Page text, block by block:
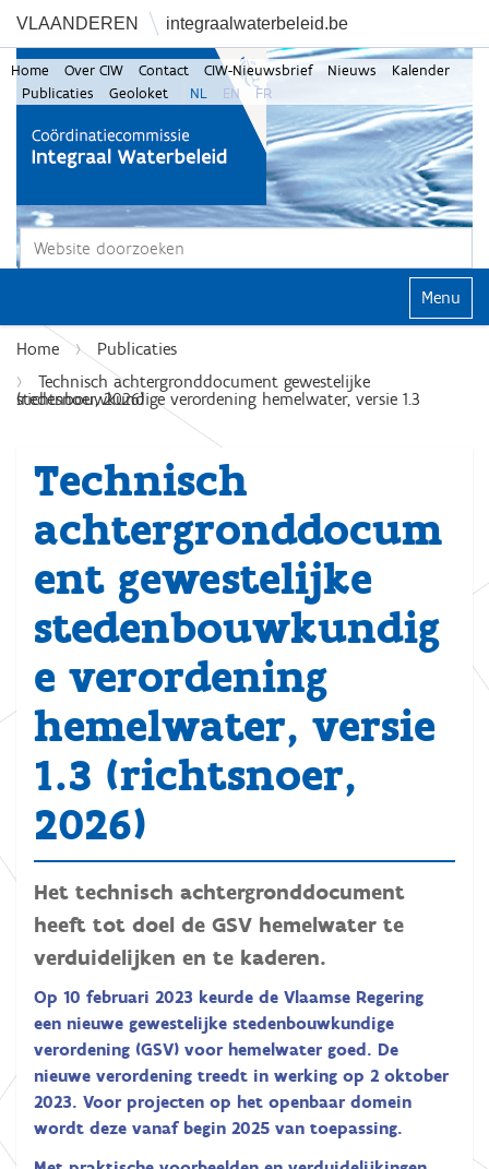
VLAANDEREN integraalwaterbeleid.be
Zoek
Home Over CIW Contact CIW-Nieuwsbrief Nieuws
Kalender
Publicaties
Geoloket NL EN FR
Klap
Home
Publicaties
Technisch achtergronddocument gewestelijke
stedenbouwkundige verordening hemelwater, versie 1.3 (richtsnoer, 2026)
Technisch
achtergronddocum
ent gewestelijke
stedenbouwkundig
e verordening
hemelwater, versie
1.3 (richtsnoer,
2026)
Het technisch achtergronddocument
heeft tot doel de GSV hemelwater te
verduidelijken en te kaderen.
Op 10 februari 2023 keurde de Vlaamse Regering
een nieuwe gewestelijke stedenbouwkundige
verordening (GSV) voor hemelwater goed. De
nieuwe verordening treedt in werking op 2 oktober
2023. Voor projecten op het openbaar domein
wordt deze vanaf begin 2025 van toepassing.